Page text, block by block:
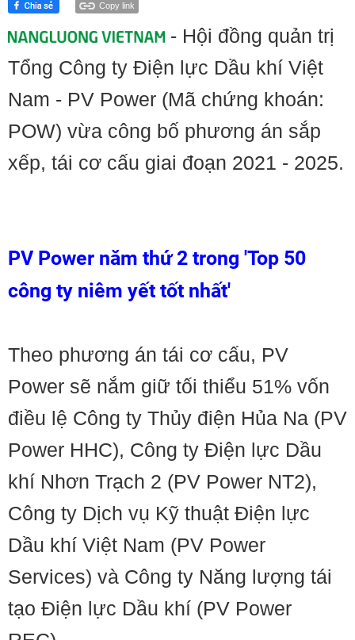
Copy link
- Hội đồng quản trị
Tổng Công ty Điện lực Dầu khí Việt
Nam - PV Power (Mã chứng khoán:
POW) vừa công bố phương án sắp
xếp, tái cơ cấu giai đoạn 2021 - 2025.
PV Power năm thứ 2 trong 'Top 50
công ty niêm yết tốt nhất'
Theo phương án tái cơ cấu, PV
Power sẽ nắm giữ tối thiểu 51% vốn
điều lệ Công ty Thủy điện Hủa Na (PV
Power HHC), Công ty Điện lực Dầu
khí Nhơn Trạch 2 (PV Power NT2),
Công ty Dịch vụ Kỹ thuật Điện lực
Dầu khí Việt Nam (PV Power
Services) và Công ty Năng lượng tái
tạo Điện lực Dầu khí (PV Power